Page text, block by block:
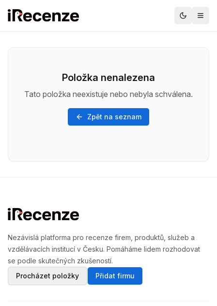
Položka nenalezena
Tato položka neexistuje nebo nebyla schválena.
Zpět na seznam
Nezávislá platforma pro recenze firem, produktů, služeb a
vzdělávacích institucí v Česku. Pomáháme lidem rozhodovat
se podle skutečných zkušeností.
Procházet položky
Přidat firmu